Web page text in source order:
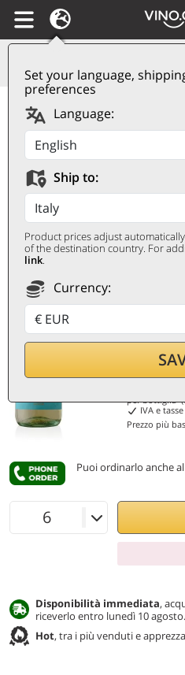
Set your language,
preferences
Language:
Ship to:
Product prices adjust
of the destination country. For
link.
Currency:
Vermentino di
Sardegna
2025 Cantina
CANTINA DI SANTADI
0,75 ℓ
Sconto
8,90€
per bottiglia
IVA e
Prezzo più
Puoi ordinarlo anche
Disponibilità immediata,
riceverlo entro lunedì 10 agosto.
Hot, tra i più venduti e